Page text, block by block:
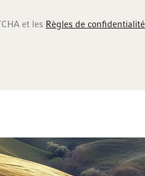
et les Règles de confidentialité